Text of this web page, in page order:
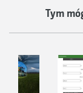
Tym